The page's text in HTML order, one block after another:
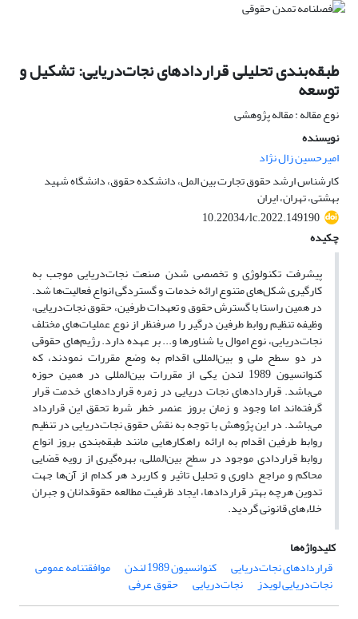
طبقه‌بندی تحلیلی قراردادهای نجات‌دریایی: تشکیل و
توسعه
نوع مقاله : مقاله پژوهشی
نویسنده
امیرحسین زال نژاد
کارشناس ارشد حقوق تجارت بین المل، دانشکده حقوق، دانشگاه شهید
بهشتی، تهران، ایران
10.22034/lc.2022.149190
چکیده
پیشرفت تکنولوژی و تخصصی شدن صنعت نجات‌دریایی موجب به
کارگیری شکل‌های متنوع ارائه خدمات و گستردگی انواع فعالیت‌ها شد.
در همین راستا با گسترش حقوق و تعهدات طرفین، حقوق نجات‌دریایی،
وظیفه‌ تنظیم روابط طرفین درگیر را صرفنظر از نوع عملیات‌های‌ مختلف
نجات‌دریایی، نوع اموال یا شناورها و... بر عهده دارد. رژیم‌های حقوقی
در دو سطح ملی و بین‌المللی اقدام به وضع مقررات نمودند، که
کنوانسیون 1989 لندن یکی از مقررات بین‌المللی در همین حوزه
می‌باشد. قراردادهای نجات دریایی در زمره‌ قراردادهای خدمت قرار
گرفته‌اند اما وجود و زمان بروز عنصر خطر شرط تحقق این قرارداد
می‌باشد. در این پژوهش با توجه به نقش حقوق نجات‌دریایی در تنظیم
روابط طرفین اقدام به ارائه راهکارهایی مانند طبقه‌بندی بروز انواع
روابط قراردادی موجود در سطح بین‌المللی، بهره‌گیری از رویه قضایی
محاکم و مراجع داوری و تحلیل تاثیر و کاربرد هر کدام از آن‌ها جهت
تدوین هرچه بهتر قراردادها، ایجاد ظرفیت مطالعه‌ حقوقدانان و جبران
خلاء‌‌های قانونی گردید.
کلیدواژه‌ها
قراردادهای نجات‌دریایی
کنوانسیون 1989 لندن موافقتنامه عمومی
نجات‌دریایی لویدز نجات‌دریایی حقوق عرفی